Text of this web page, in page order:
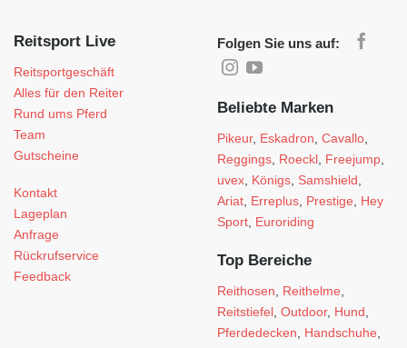
Reitsport Live
Reitsportgeschäft
Alles für den Reiter
Rund ums Pferd
Team
Gutscheine
Kontakt
Lageplan
Anfrage
Rückrufservice
Feedback
Folgen Sie uns auf:
Beliebte Marken
Pikeur, Eskadron Cavallo
Reggings Roeckl Freejump
uvex Königs Samshield
Ariat Erreplus Prestige
Hey
Sport Euroriding
Top Bereiche
Reithosen Reithelme
Reitstiefel Outdoor, Hund
Pferdedecken
Handschuhe